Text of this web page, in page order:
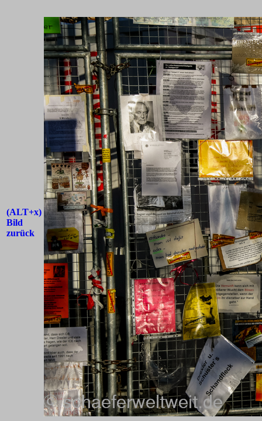
(ALT+x)
Bild
zurück